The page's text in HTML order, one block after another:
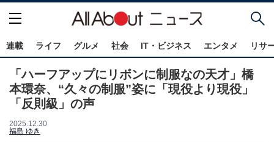
連載 ライフ グルメ 社会 IT・ビジネス エンタメ リサ
「ハーフアップにリボンに制服なの天才」橋
本環奈、“久々の制服”姿に「現役より現役」
「反則級」の声
2025.12.30
福島 ゆき